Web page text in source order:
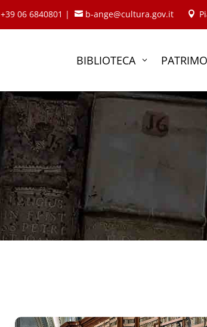
+39 06 6840801 |  b-ange@cultura.gov.it 
BIBLIOTECA 3